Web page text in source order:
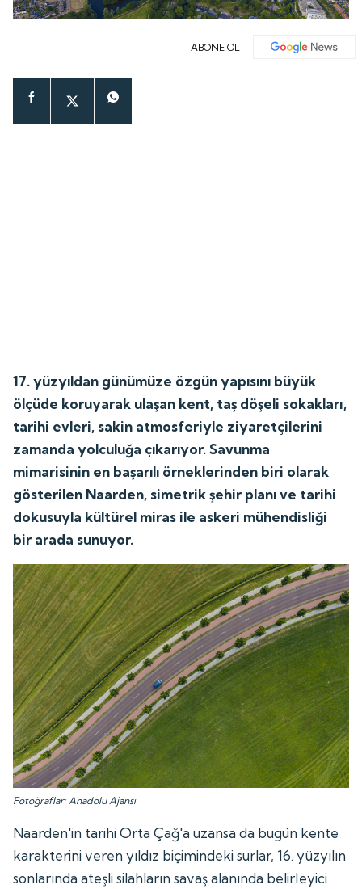
ABONE OL
17. yüzyıldan günümüze özgün yapısını büyük
ölçüde koruyarak ulaşan kent, taş döşeli sokakları,
tarihi evleri, sakin atmosferiyle ziyaretçilerini
zamanda yolculuğa çıkarıyor. Savunma
mimarisinin en başarılı örneklerinden biri olarak
gösterilen Naarden, simetrik şehir planı ve tarihi
dokusuyla kültürel miras ile askeri mühendisliği
bir arada sunuyor.
Fotoğraflar: Anadolu Ajansı
Naarden'in tarihi Orta Çağ'a uzansa da bugün kente
karakterini veren yıldız biçimindeki surlar, 16. yüzyılın
sonlarında ateşli silahların savaş alanında belirleyici